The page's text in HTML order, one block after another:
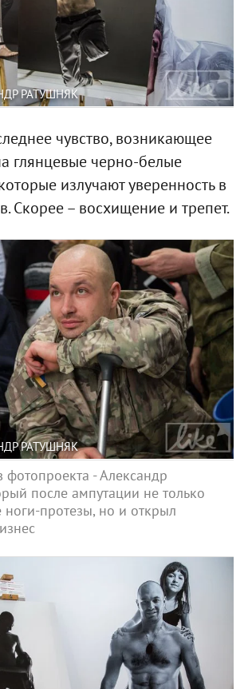
РАТУШНЯК
чувство, возникающее
глянцевые черно-белые
излучают уверенность в
Скорее – восхищение и трепет.
РАТУШНЯК
фотопроекта - Александр
после ампутации не только
ноги-протезы, но и открыл